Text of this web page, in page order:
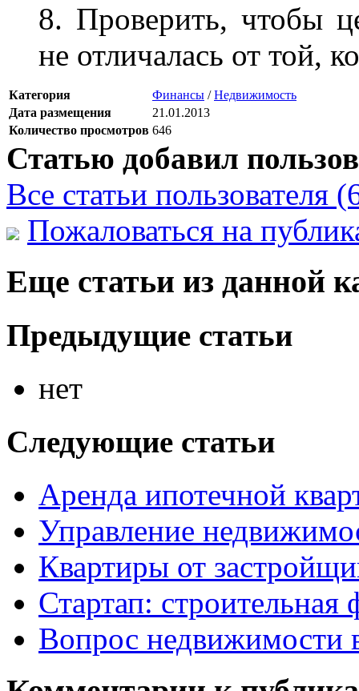
8. Проверить, чтобы
не отличалась от той,
Категория Финансы /Недвижимость
Дата размещения
21.01.2013
Количество просмотров 646
Статью добавил
Все статьи пользователя
Пожаловаться на
Еще статьи из данной
Предыдущие статьи
нет
Следующие статьи
Аренда ипотечной
Управление
Квартиры от
Стартап: строительная
Вопрос недвижимости